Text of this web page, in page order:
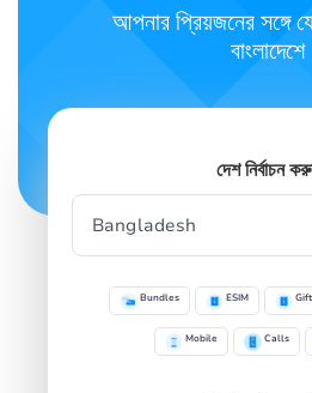
আপনার প্রিয়জনের সঙ্গে
বাংলাদেশে
দেশ নির্বাচন
Bundles ESIM
Mobile Calls